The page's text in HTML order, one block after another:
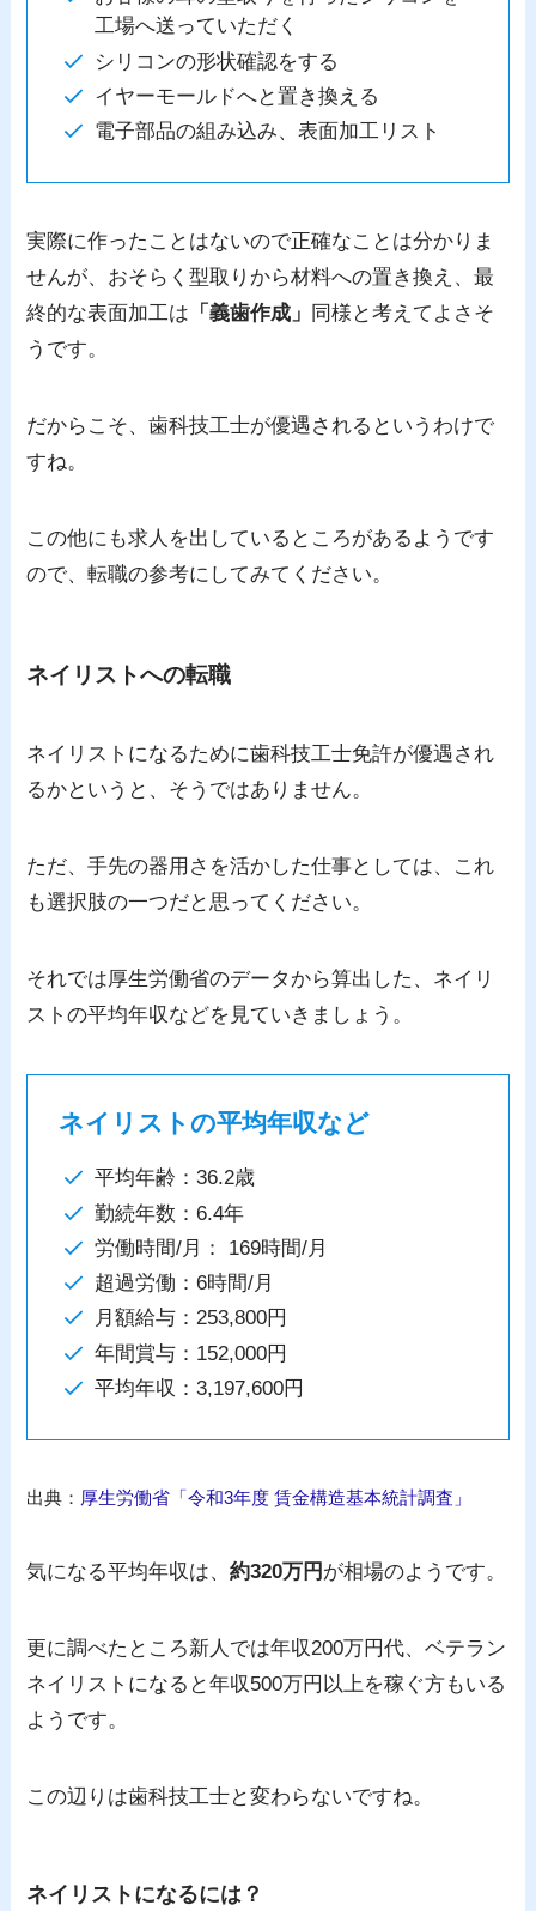
工場へ送っていただく
シリコンの形状確認をする
イヤーモールドへと置き換える
電子部品の組み込み、表面加工リスト
実際に作ったことはないので正確なことは分かりま
せんが、おそらく型取りから材料への置き換え、最
終的な表面加工は 「義歯作成」 同様と考えてよさそ
うです。
だからこそ、歯科技工士が優遇されるというわけで
すね。
この他にも求人を出しているところがあるようです
ので、転職の参考にしてみてください。
ネイリストへの転職
ネイリストになるために歯科技工士免許が優遇され
るかというと、そうではありません。
ただ、手先の器用さを活かした仕事としては、これ
も選択肢の一つだと思ってください。
それでは厚生労働省のデータから算出した、ネイリ
ストの平均年収などを見ていきましょう。
ネイリストの平均年収など
平均年齢：36.2歳
勤続年数：6.4年
労働時間/月： 169時間/月
超過労働：6時間/月
月額給与：253,800円
年間賞与：152,000円
平均年収：3,197,600円
出典： 厚生労働省「令和3年度 賃金構造基本統計調査」
気になる平均年収は、約320万円 が相場のようです。
更に調べたところ新人では年収200万円代、ベテラン
ネイリストになると年収500万円以上を稼ぐ方もいる
ようです。
この辺りは歯科技工士と変わらないですね。
ネイリストになるには？